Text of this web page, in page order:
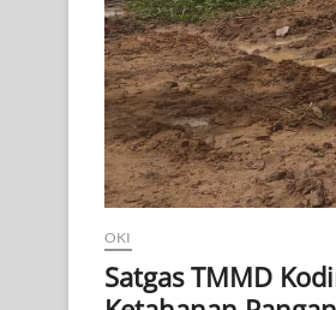
OKI
Satgas TMMD